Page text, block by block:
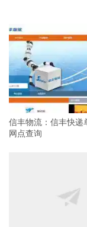
信丰物流：信丰快递
网点查询